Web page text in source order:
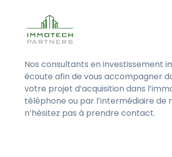
Nos consultants en investissement
écoute afin de vous accompagner
votre projet d’acquisition dans
téléphone ou par l’intermédiaire de
n’hésitez pas à prendre contact.